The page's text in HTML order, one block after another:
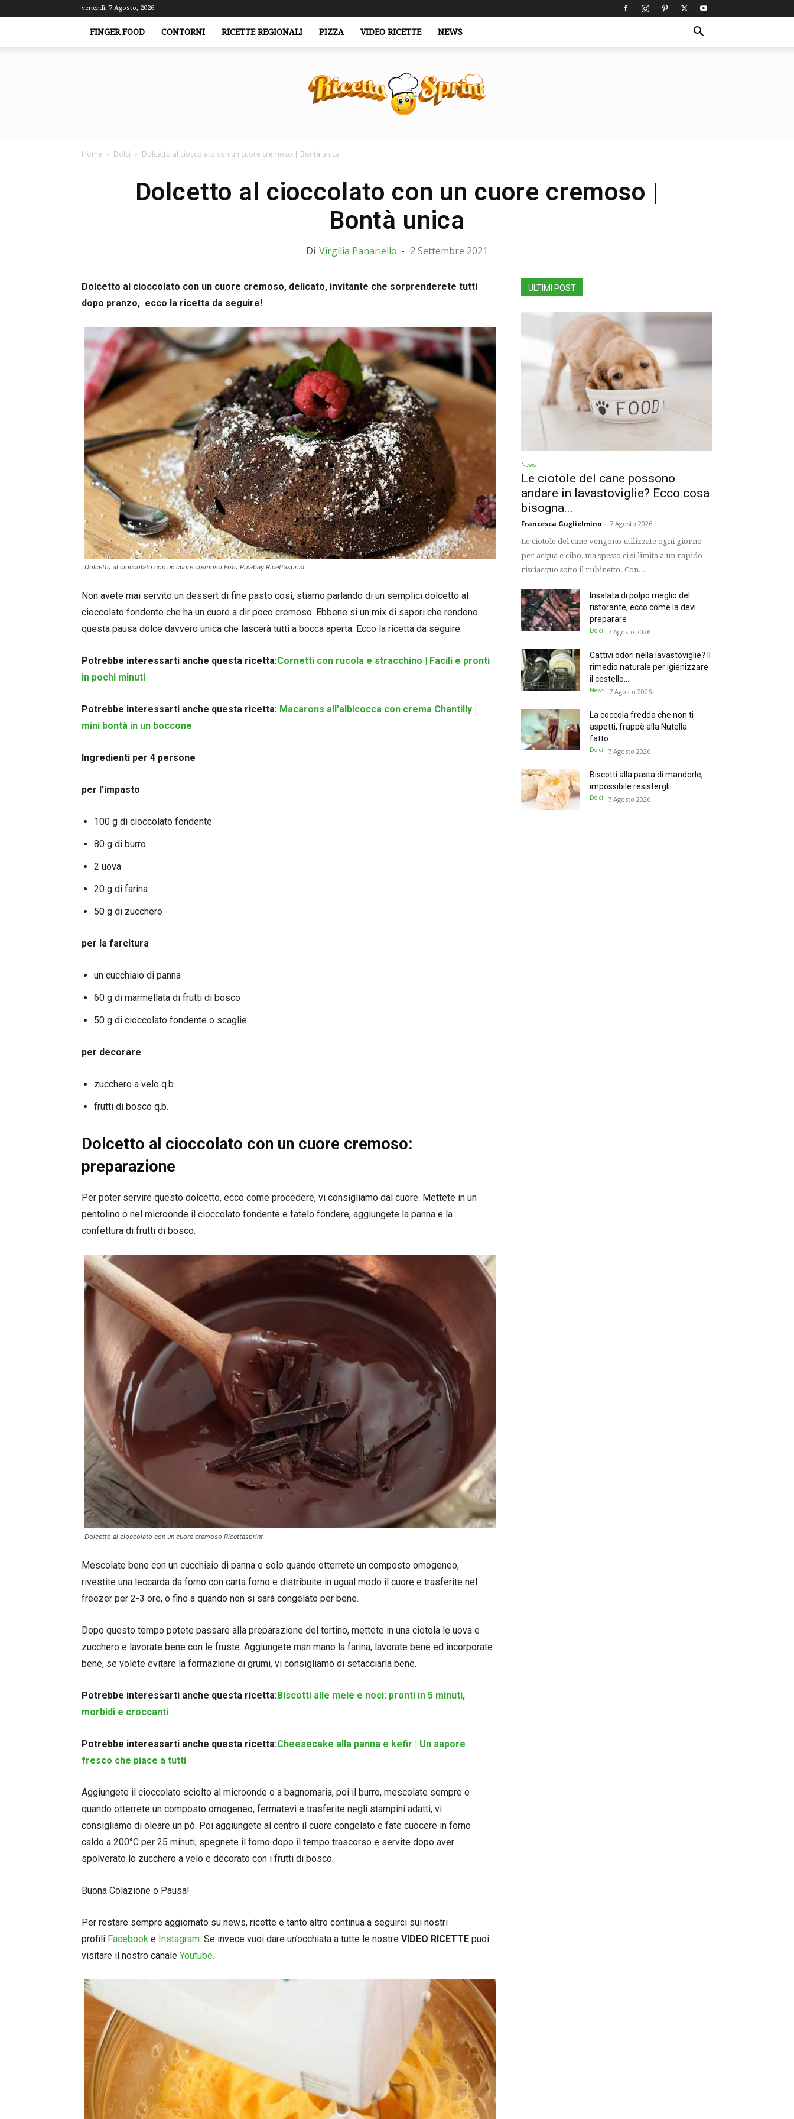
venerdì, 7 Agosto, 2026
FINGER FOOD CONTORNI RICETTE REGIONALI PIZZA VIDEO RICETTE NEWS
Home Dolci Dolcetto al cioccolato con un cuore cremoso | Bontà unica
Dolcetto al cioccolato con un cuore cremoso |
Bontà unica
Di Virgilia Panariello - 2 Settembre 2021
Dolcetto al cioccolato con un cuore cremoso, delicato, invitante che sorprenderete tutti
dopo pranzo, ecco la ricetta da seguire!
Dolcetto al cioccolato con un cuore cremoso Foto:Pixabay Ricettasprint
Non avete mai servito un dessert di fine pasto così, stiamo parlando di un semplici dolcetto al
cioccolato fondente che ha un cuore a dir poco cremoso. Ebbene si un mix di sapori che rendono
questa pausa dolce davvero unica che lascerà tutti a bocca aperta. Ecco la ricetta da seguire.
Potrebbe interessarti anche questa ricetta:Cornetti con rucola e stracchino | Facili e pronti
in pochi minuti
Potrebbe interessarti anche questa ricetta: Macarons all’albicocca con crema Chantilly |
mini bontà in un boccone
Ingredienti per 4 persone
per l’impasto
100 g di cioccolato fondente
80 g di burro
2 uova
20 g di farina
50 g di zucchero
per la farcitura
un cucchiaio di panna
60 g di marmellata di frutti di bosco
50 g di cioccolato fondente o scaglie
per decorare
zucchero a velo q.b.
frutti di bosco q.b.
Dolcetto al cioccolato con un cuore cremoso:
preparazione
Per poter servire questo dolcetto, ecco come procedere, vi consigliamo dal cuore. Mettete in un
pentolino o nel microonde il cioccolato fondente e fatelo fondere, aggiungete la panna e la
confettura di frutti di bosco.
Dolcetto al cioccolato con un cuore cremoso Ricettasprint
Mescolate bene con un cucchiaio di panna e solo quando otterrete un composto omogeneo,
rivestite una leccarda da forno con carta forno e distribuite in ugual modo il cuore e trasferite nel
freezer per 2-3 ore, o fino a quando non si sarà congelato per bene.
Dopo questo tempo potete passare alla preparazione del tortino, mettete in una ciotola le uova e
zucchero e lavorate bene con le fruste. Aggiungete man mano la farina, lavorate bene ed incorporate
bene, se volete evitare la formazione di grumi, vi consigliamo di setacciarla bene.
Potrebbe interessarti anche questa ricetta:Biscotti alle mele e noci: pronti in 5 minuti,
morbidi e croccanti
Potrebbe interessarti anche questa ricetta:Cheesecake alla panna e kefir | Un sapore
fresco che piace a tutti
Aggiungete il cioccolato sciolto al microonde o a bagnomaria, poi il burro, mescolate sempre e
quando otterrete un composto omogeneo, fermatevi e trasferite negli stampini adatti, vi
consigliamo di oleare un pò. Poi aggiungete al centro il cuore congelato e fate cuocere in forno
caldo a 200°C per 25 minuti, spegnete il forno dopo il tempo trascorso e servite dopo aver
spolverato lo zucchero a velo e decorato con i frutti di bosco.
Buona Colazione o Pausa!
Per restare sempre aggiornato su news, ricette e tanto altro continua a seguirci sui nostri
profili Facebook e Instagram. Se invece vuoi dare un’occhiata a tutte le nostre VIDEO RICETTE puoi
visitare il nostro canale Youtube.
ULTIMI POST
News
Le ciotole del cane possono
andare in lavastoviglie? Ecco cosa
bisogna...
Francesca Guglielmino - 7 Agosto 2026
Le ciotole del cane vengono utilizzate ogni giorno
per acqua e cibo, ma spesso ci si limita a un rapido
risciacquo sotto il rubinetto. Con...
Insalata di polpo meglio del
ristorante, ecco come la devi
preparare
Dolci 7 Agosto 2026
Cattivi odori nella lavastoviglie? Il
rimedio naturale per igienizzare
il cestello...
News 7 Agosto 2026
La coccola fredda che non ti
aspetti, frappè alla Nutella
fatto...
Dolci 7 Agosto 2026
Biscotti alla pasta di mandorle,
impossibile resistergli
Dolci 7 Agosto 2026